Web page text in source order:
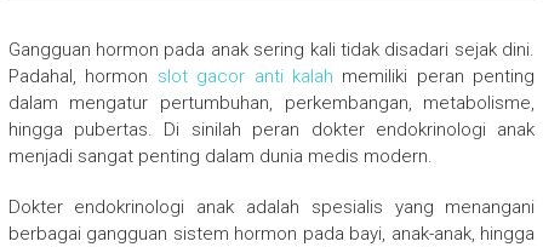
Gangguan hormon pada anak sering kali tidak disadari sejak dini.
Padahal, hormon slot gacor anti kalah memiliki peran penting
dalam mengatur pertumbuhan, perkembangan, metabolisme,
hingga pubertas. Di sinilah peran dokter endokrinologi anak
menjadi sangat penting dalam dunia medis modern.
Dokter endokrinologi anak adalah spesialis yang menangani
berbagai gangguan sistem hormon pada bayi, anak-anak, hingga